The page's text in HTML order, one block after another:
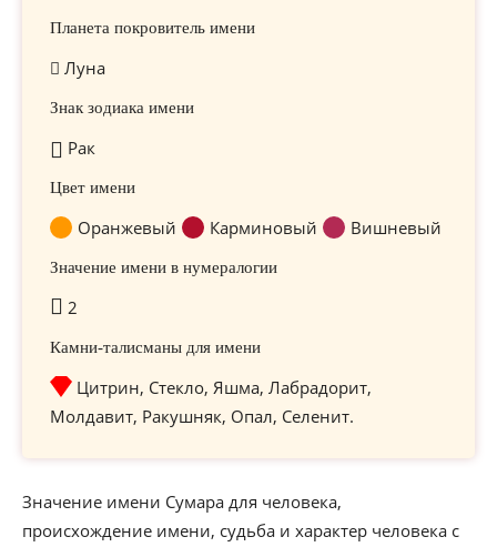
Планета покровитель имени
Луна
Знак зодиака имени
Рак
Цвет имени
Оранжевый Карминовый Вишневый
Значение имени в нумералогии
2
Камни-талисманы для имени
Цитрин, Стекло, Яшма, Лабрадорит,
Молдавит, Ракушняк, Опал, Селенит.
Значение имени Сумара для человека,
происхождение имени, судьба и характер человека с